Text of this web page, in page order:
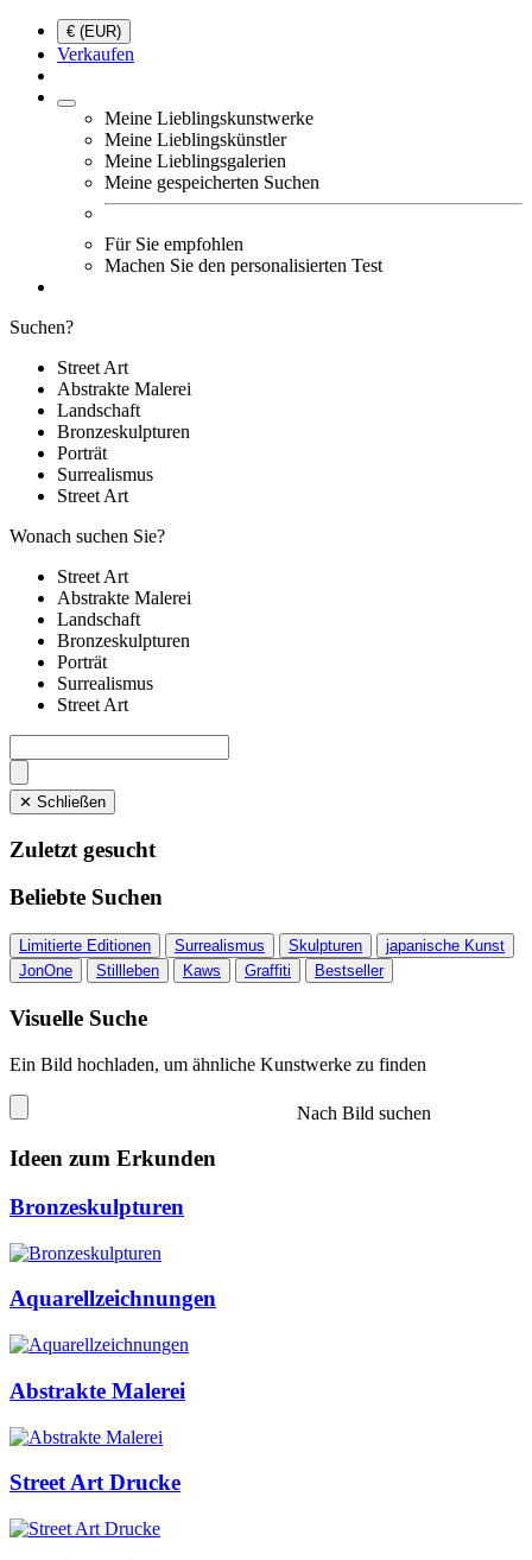
€ (EUR)
Verkaufen
Meine Lieblingskunstwerke
Meine Lieblingskünstler
Meine Lieblingsgalerien
Meine gespeicherten Suchen
Für Sie empfohlen
Machen Sie den personalisierten Test
Suchen?
Street Art
Abstrakte Malerei
Landschaft
Bronzeskulpturen
Porträt
Surrealismus
Street Art
Wonach suchen Sie?
Street Art
Abstrakte Malerei
Landschaft
Bronzeskulpturen
Porträt
Surrealismus
Street Art
✕ Schließen
Zuletzt gesucht
Beliebte Suchen
Limitierte Editionen Surrealismus Skulpturen
japanische Kunst
JonOne
Stillleben Kaws Graffiti Bestseller
Visuelle Suche
Ein Bild hochladen, um ähnliche Kunstwerke zu finden
Nach Bild suchen
Ideen zum Erkunden
Bronzeskulpturen
Aquarellzeichnungen
Abstrakte Malerei
Street Art Drucke